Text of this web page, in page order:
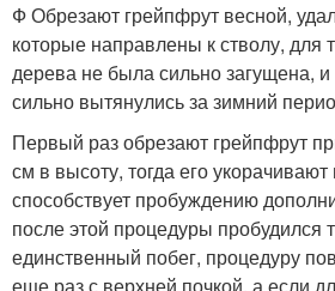
Ф Обрезают грейпфрут весной,
которые направлены к стволу, для
дерева не была сильно загущена, и
сильно вытянулись за зимний
Первый раз обрезают грейпфрут
см в высоту, тогда его
способствует пробуждению
после этой процедуры пробудился
единственный побег, процедуру